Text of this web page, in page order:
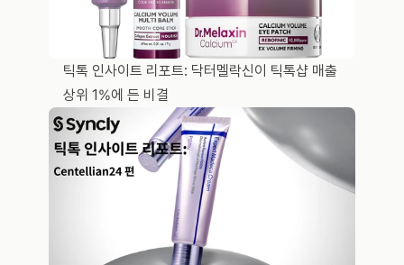
틱톡 인사이트 리포트: 닥터멜락신이 틱톡샵 매출
상위 1%에 든 비결